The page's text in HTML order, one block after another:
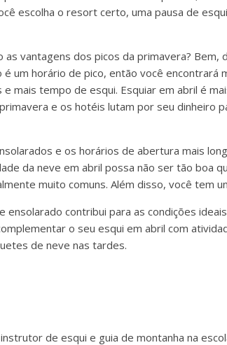
escolha o resort certo, uma pausa de
as vantagens dos picos da primavera?
é um horário de pico, então você encontrará
e mais tempo de esqui. Esquiar em abril é
e os hotéis lutam por seu dinheiro
e os horários de abertura mais
da neve em abril possa não ser tão boa
muito comuns. Além disso, você tem
ensolarado contribui para as condições
o seu esqui em abril com
de neve nas tardes.
de esqui e guia de montanha na